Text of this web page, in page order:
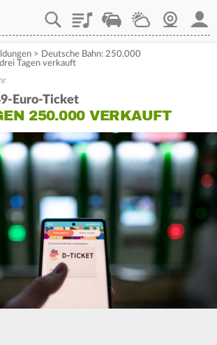
PlaylistStaupilotWetterWebcam
> Deutsche Bahn: 250.000
Tagen verkauft
Euro-Ticket
250.000 VERKAUFT